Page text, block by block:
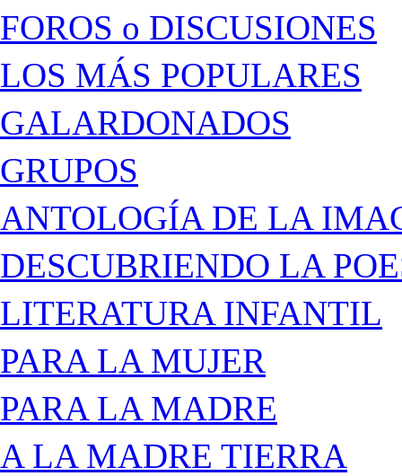
FOROS o DISCUSIONES
LOS MÁS POPULARES
GALARDONADOS
GRUPOS
ANTOLOGÍA DE LA
DESCUBRIENDO LA
LITERATURA INFANTIL
PARA LA MUJER
PARA LA MADRE
A LA MADRE TIERRA